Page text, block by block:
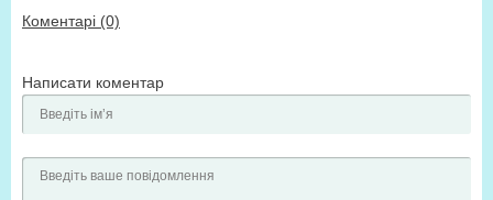
Коментарі (0)
Написати коментар